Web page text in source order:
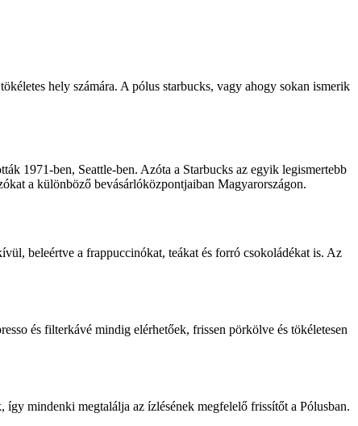
hely számára. A pólus starbucks, vagy ahogy sokan ismerik
1971-ben, Seattle-ben. Azóta a Starbucks az egyik legismertebb
a különböző bevásárlóközpontjaiban Magyarországon.
beleértve a frappuccinókat, teákat és forró csokoládékat is. Az
és filterkávé mindig elérhetőek, frissen pörkölve és tökéletesen
mindenki megtalálja az ízlésének megfelelő frissítőt a Pólusban.